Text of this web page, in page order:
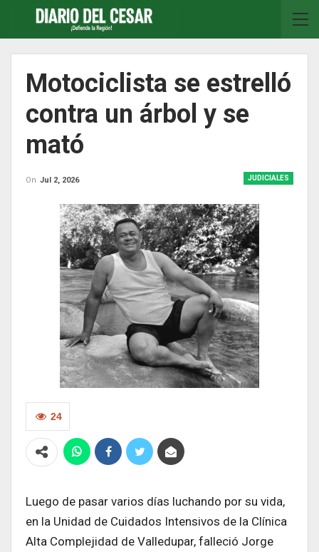
Motociclista se estrelló
contra un árbol y se
mató
JUDICIALES
On Jul 2, 2026
24
Luego de pasar varios días luchando por su vida,
en la Unidad de Cuidados Intensivos de la Clínica
Alta Complejidad de Valledupar, falleció Jorge